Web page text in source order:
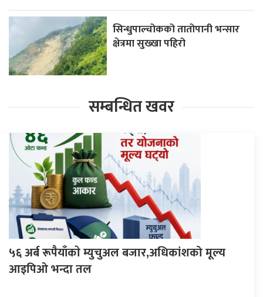
सिन्धुपाल्चोकको तातोपानी भन्सार
क्षेत्रमा सुख्खा पहिरो
सम्बन्धित खवर
५६ अर्ब रूपैयाँकाे म्युचुअल बजार,अधिकांशको मूल्य
आइपिओ भन्दा तल